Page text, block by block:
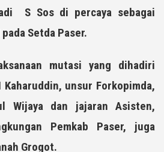
S Sos di percaya sebagai
Setda Paser.
mutasi yang dihadiri
Kaharuddin, unsur Forkopimda,
Wijaya dan jajaran Asisten,
Pemkab Paser, juga
Grogot.